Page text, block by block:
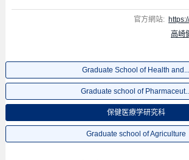
官方網站:
高崎
Graduate School of Health and...
Graduate school of
保健医療学研究科
Graduate school of Agriculture